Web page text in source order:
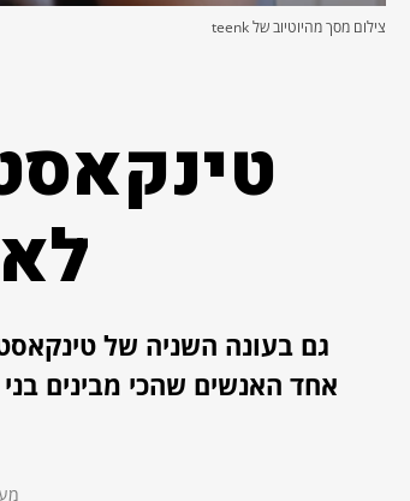
צילום מסך מהיוטיוב של teenk
גם בעונה השניה של
אחד האנשים שהכי מבינים